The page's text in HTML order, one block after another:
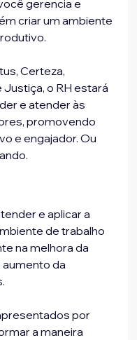
gerencia e
criar um ambiente
Certeza,
o RH estará
e atender às
promovendo
e engajador. Ou
e aplicar a
de trabalho
na melhora da
aumento da
por
a maneira